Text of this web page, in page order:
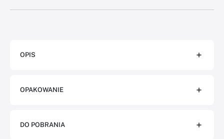
OPIS
OPAKOWANIE
DO POBRANIA